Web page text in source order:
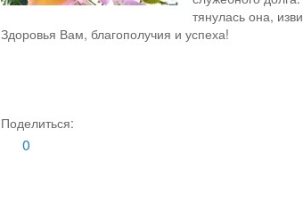
тянулась она,
Здоровья Вам, благополучия и успеха!
Поделиться:
0